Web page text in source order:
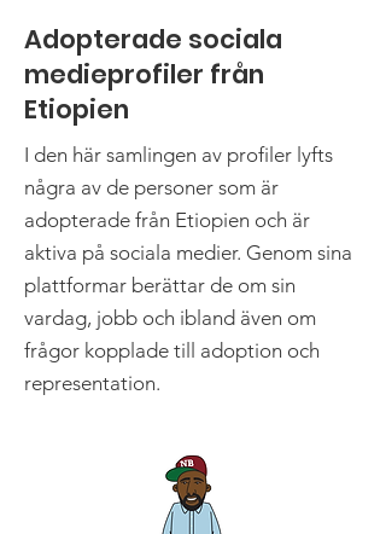
Adopterade sociala
medieprofiler från
Etiopien
I den här samlingen av profiler lyfts
några av de personer som är
adopterade från Etiopien och är
aktiva på sociala medier. Genom sina
plattformar berättar de om sin
vardag, jobb och ibland även om
frågor kopplade till adoption och
representation.